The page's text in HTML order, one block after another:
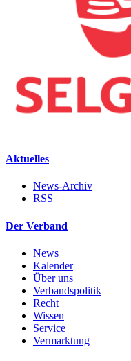
Aktuelles
News-Archiv
RSS
Der Verband
News
Kalender
Über uns
Verbandspolitik
Recht
Wissen
Service
Vermarktung